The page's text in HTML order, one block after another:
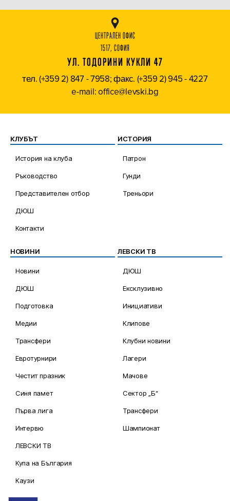
ЦЕНТРАЛЕН ОФИС
1517, СОФИЯ
УЛ. ТОДОРИНИ КУКЛИ 47
тел. (+359 2) 847 - 7958; факс. (+359 2) 945 - 4227
e-mail: office@levski.bg
КЛУБЪТ
История на клуба
Ръководство
Представителен отбор
ДЮШ
Контакти
ИСТОРИЯ
Патрон
Гунди
Треньори
НОВИНИ
Новини
ДЮШ
Подготовка
Медии
Трансфери
Евротурнири
Честит празник
Синя памет
Първа лига
Интервю
ЛЕВСКИ ТВ
Купа на България
Каузи
ЛЕВСКИ ТВ
ДЮШ
Ексклузивно
Инициативи
Клипове
Клубни новини
Лагери
Мачове
Сектор „Б“
Трансфери
Шампионат